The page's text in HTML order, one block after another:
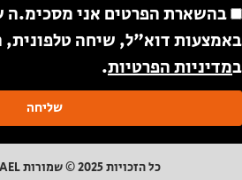
בהשארת הפרטים אני מסכימ.ה
דוא"ל, שיחה טלפונית,
מדיניות הפרטיות.
שליחה
כל הזכויות 2025 © שמורות GO KART ISRAEL